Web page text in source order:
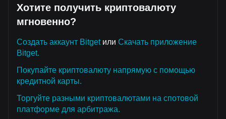
оптимистичными. Ликвидность концентрируется вблизи
зоны поддержки, что предполагает накопление ордеров
на покупку.
Optimistic Scenario:Пробой выше$0.0082направляет
цель на
цель на$0.0048.
Market Consensus
Blum может испытывать продолжающуюся волатильность
или боковое движение в ближайшей перспективе,
Хотите получить криптовалюту
мгновенно?
Создать аккаунт Bitgetили Скачать приложение
Bitget.
Покупайте криптовалюту напрямую с помощью
кредитной карты.
Торгуйте разными криптовалютами на спотовой
платформе для арбитража.